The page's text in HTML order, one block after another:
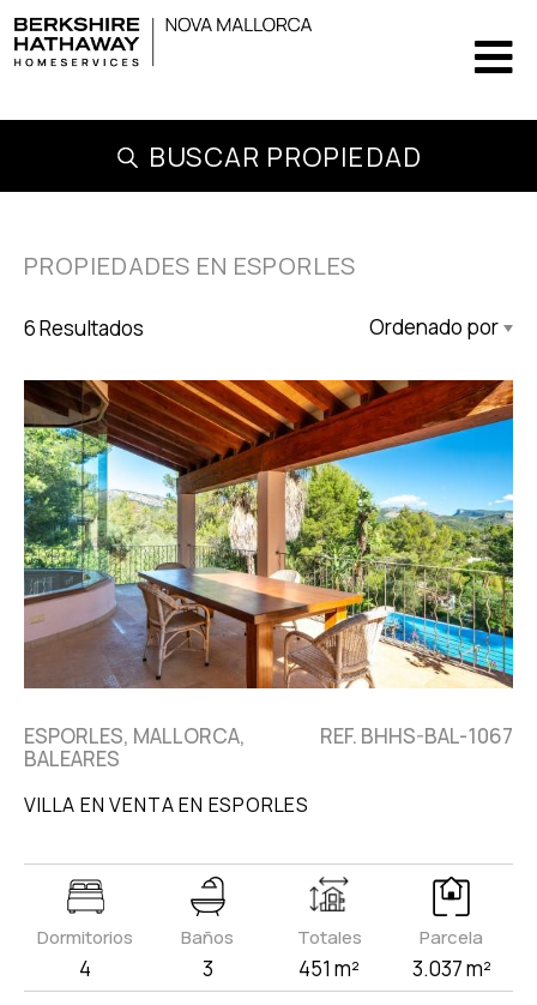
BUSCAR PROPIEDAD
PROPIEDADES EN ESPORLES
Actualizado Descendente
6 Resultados
ESPORLES, MALLORCA,
BALEARES
REF. BHHS-BAL-1067
VILLA EN VENTA EN ESPORLES
Dormitorios
4
Baños
3
Totales
451 m²
Parcela
3.037 m²